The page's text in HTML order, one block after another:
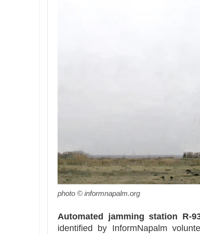
photo © informnapalm.org
Automated jamming station R-
identified by InformNapalm